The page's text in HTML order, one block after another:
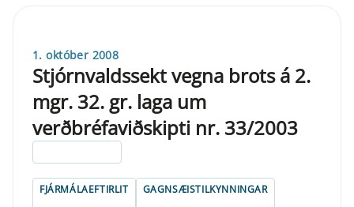
1. október 2008
Stjórnvaldssekt vegna brots á 2.
mgr. 32. gr. laga um
verðbréfaviðskipti nr. 33/2003
FJÁRMÁLAEFTIRLIT GAGNSÆISTILKYNNINGAR